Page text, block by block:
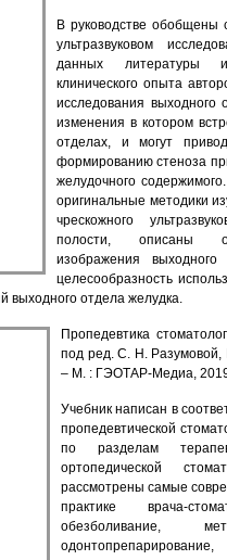
В руководстве обобщены
ультразвуковом
данных литературы и
клинического опыта
исследования выходного
изменения в котором
отделах, и могут
формированию стеноза
желудочного
оригинальные методики
чрескожного
полости, описаны
изображения
целесообразность
выходного отдела желудка.
Пропедевтика
под ред. С. Н.
– М. : ГЭОТАР-Медиа,
Учебник написан в
пропедевтической
по разделам
ортопедической
рассмотрены самые
практике врача-
обезболивание,